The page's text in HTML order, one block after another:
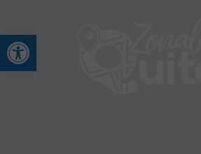
Abrir barra de